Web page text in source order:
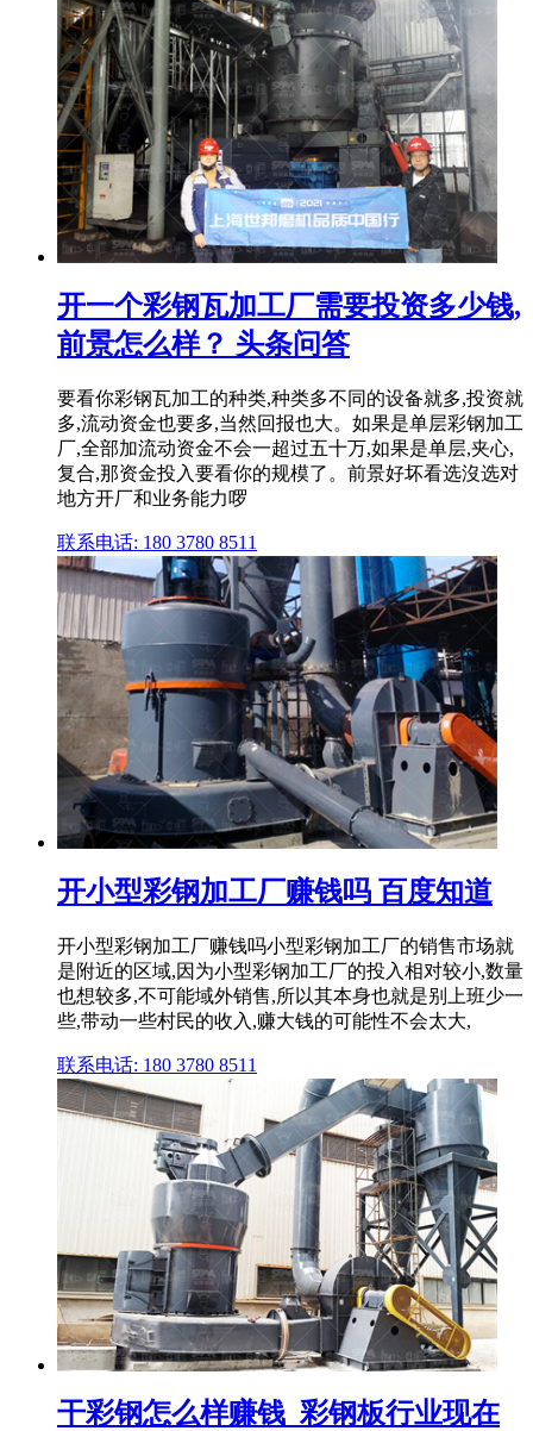
开一个彩钢瓦加工厂需要投资多少钱,
前景怎么样？ 头条问答
要看你彩钢瓦加工的种类,种类多不同的设备就多,投资就
多,流动资金也要多,当然回报也大。如果是单层彩钢加工
厂,全部加流动资金不会一超过五十万,如果是单层,夹心,
复合,那资金投入要看你的规模了。前景好坏看选沒选对
地方开厂和业务能力啰
联系电话: 180 3780 8511
开小型彩钢加工厂赚钱吗 百度知道
开小型彩钢加工厂赚钱吗小型彩钢加工厂的销售市场就
是附近的区域,因为小型彩钢加工厂的投入相对较小,数量
也想较多,不可能域外销售,所以其本身也就是别上班少一
些,带动一些村民的收入,赚大钱的可能性不会太大,
联系电话: 180 3780 8511
干彩钢怎么样赚钱_彩钢板行业现在